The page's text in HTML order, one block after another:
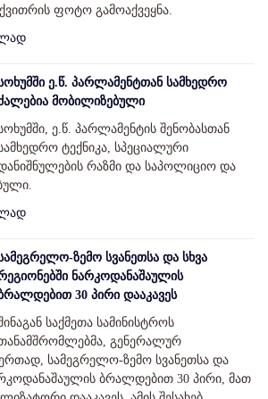
ფოტო გამოაქვეყნა.
ე.წ. პარლამენტთან სამხედრო
მობილიზებული
ე.წ. პარლამენტის შენობასთან
ტექნიკა, სპეციალური
რაზმი და საპოლიციო და
ზემო სვანეთსა და სხვა
ნარკოდანაშაულის
30 პირი დააკავეს
საქმეთა სამინისტროს
გენერალურ
სამეგრელო-ზემო სვანეთსა და
ბრალდებით 30 პირი, მათ